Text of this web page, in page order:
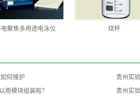
聚焦多用途电泳仪 烧杯
何维护
贵州实
用模块组装啦？
贵州实